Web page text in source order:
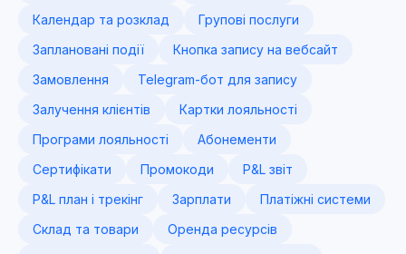
Календар та розклад
Групові послуги
Заплановані події
Кнопка запису на вебсайт
Замовлення
Telegram-бот для запису
Залучення клієнтів
Картки лояльності
Програми лояльності
Абонементи
Сертифікати
Промокоди
P&L звіт
P&L план і трекінг
Зарплати
Платіжні системи
Склад та товари
Оренда ресурсів